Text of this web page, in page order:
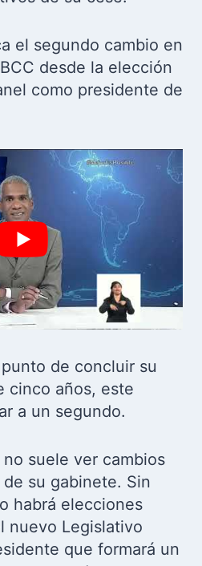
el segundo cambio en
desde la elección
como presidente de
de concluir su
cinco años, este
a un segundo.
suele ver cambios
su gabinete. Sin
habrá elecciones
nuevo Legislativo
que formará un